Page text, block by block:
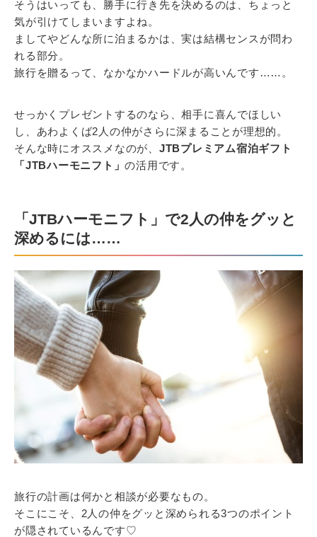
そうはいっても、勝手に行き先を決めるのは、ちょっと
気が引けてしまいますよね。
ましてやどんな所に泊まるかは、実は結構センスが問わ
れる部分。
旅行を贈るって、なかなかハードルが高いんです……。
せっかくプレゼントするのなら、相手に喜んでほしい
し、あわよくば2人の仲がさらに深まることが理想的。
そんな時にオススメなのが、 JTBプレミアム宿泊ギフト
「JTBハーモニフト」の活用です。
「JTBハーモニフト」で2人の仲をグッと
深めるには……
旅行の計画は何かと相談が必要なもの。
そこにこそ、2人の仲をグッと深められる3つのポイント
が隠されているんです♡